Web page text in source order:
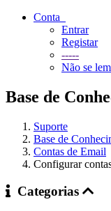
Conta
Entrar
Registar
-----
Não se
Base de
Suporte
Base de
Contas de Email
Configurar
Categorias